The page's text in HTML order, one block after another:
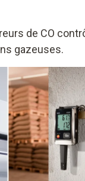
de CO
gazeuses.